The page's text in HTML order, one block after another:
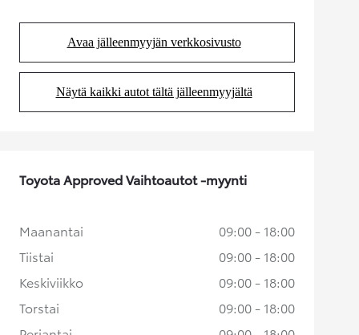
Avaa jälleenmyyjän verkkosivusto
(Aukeaa uudessa välilehdessä)
Näytä kaikki autot tältä jälleenmyyjältä
(Aukeaa uudessa välilehdessä)
Toyota Approved Vaihtoautot -myynti
Maanantai
09:00 - 18:00
Tiistai
09:00 - 18:00
Keskiviikko
09:00 - 18:00
Torstai
09:00 - 18:00